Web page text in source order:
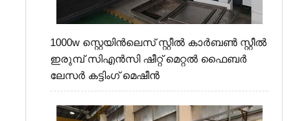
1000w സ്റ്റെയിൻ‌ലെസ് സ്റ്റീൽ കാർബൺ സ്റ്റീൽ
ഇരുമ്പ് സി‌എൻ‌സി ഷീറ്റ് മെറ്റൽ ഫൈബർ
ലേസർ കട്ടിംഗ് മെഷീൻ